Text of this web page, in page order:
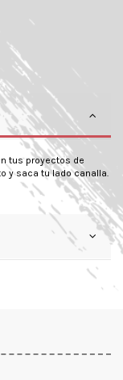
tus proyectos de
y saca tu lado canalla.